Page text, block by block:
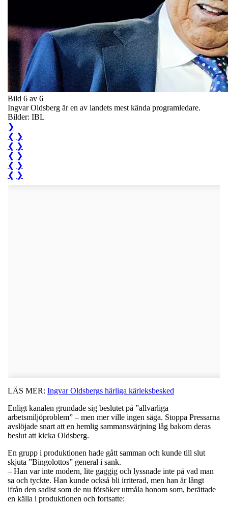
Bild 6 av 6
Ingvar Oldsberg är en av landets mest kända programledare.
Bilder: IBL
❯
❮ ❯
❮ ❯
❮ ❯
❮ ❯
❮ ❯
LÄS MER: Ingvar Oldsbergs härliga kärleksbesked
Enligt kanalen grundade sig beslutet på ”allvarliga
arbetsmiljöproblem” – men mer ville ingen säga. Stoppa Pressarna
avslöjade snart att en hemlig sammansvärjning låg bakom deras
beslut att kicka Oldsberg.
En grupp i produktionen hade gått samman och kunde till slut
skjuta ”Bingolottos” general i sank.
– Han var inte modern, lite gaggig och lyssnade inte på vad man
sa och tyckte. Han kunde också bli irriterad, men han är långt
ifrån den sadist som de nu försöker utmåla honom som, berättade
en källa i produktionen och fortsatte: